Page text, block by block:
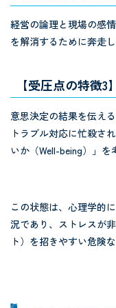
経営の論理と現場の感
を解消するために奔走し
【受圧点の特徴
意思決定の結果を伝え
トラブル対応に忙殺さ
いか（Well-being）」を
この状態は、心理学的
況であり、ストレスが
ト）を招きやすい危険